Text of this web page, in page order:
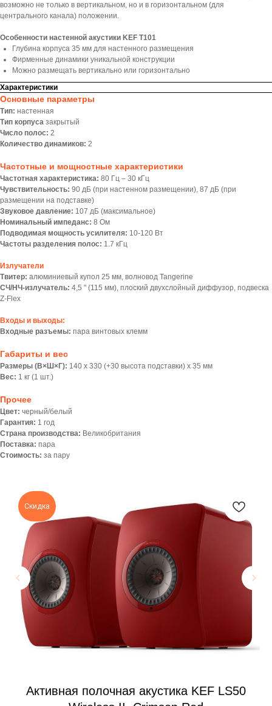
возможно не только в вертикальном, но и в горизонтальном (для
центрального канала) положении.
Особенности настенной акустики KEF T101
Глубина корпуса 35 мм для настенного размещения
Фирменные динамики уникальной конструкции
Можно размещать вертикально или горизонтально
Характеристики
Основные параметры
Тип: настенная
Тип корпуса закрытый
Число полос: 2
Количество динамиков: 2
Частотные и мощностные характеристики
Частотная характеристика: 80 Гц – 30 кГц
Чувствительность: 90 дБ (при настенном размещении), 87 дБ (при
размещении на подставке)
Звуковое давление: 107 дБ (максимальное)
Номинальный импеданс: 8 Ом
Подводимая мощность усилителя: 10-120 Вт
Частоты разделения полос: 1.7 кГц
Излучатели
Твитер: алюминиевый купол 25 мм, волновод Tangerine
СЧ/НЧ-излучатель: 4,5 " (115 мм), плоский двухслойный диффузор, подвеска
Z-Flex
Входы и выходы:
Входные разъемы: пара винтовых клемм
Габариты и вес
Размеры (В×Ш×Г): 140 x 330 (+30 высота подставки) x 35 мм
Вес: 1 кг (1 шт.)
Прочее
Цвет: черный/белый
Гарантия: 1 год
Страна производства: Великобритания
Поставка: пара
Стоимость: за пару
Скидка
Активная полочная акустика KEF LS50